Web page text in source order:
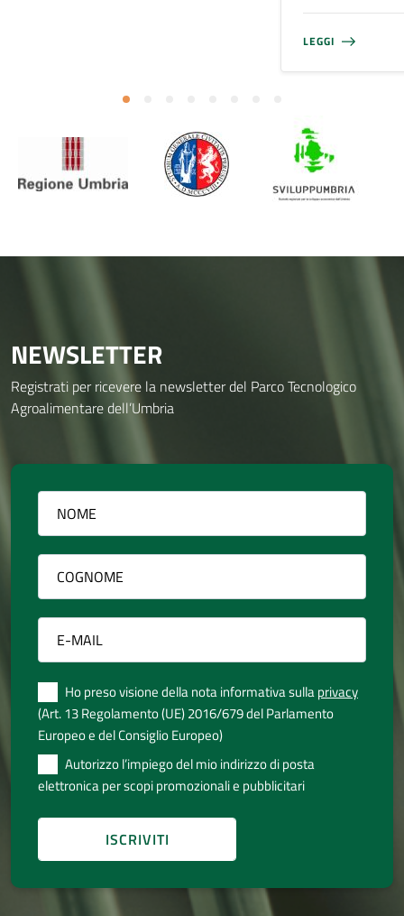
LEGGI
NEWSLETTER
Registrati per ricevere la newsletter del Parco Tecnologico
Agroalimentare dell’Umbria
Ho preso visione della nota informativa sullaprivacy
(Art. 13 Regolamento (UE) 2016/679 del Parlamento
Europeo e del Consiglio Europeo)
Autorizzo l’impiego del mio indirizzo di posta
elettronica per scopi promozionali e pubblicitari